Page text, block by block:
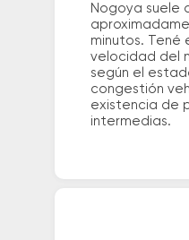
Nogoya suele
minutos. Tené
velocidad del
según el
congestión
existencia de
intermedias.